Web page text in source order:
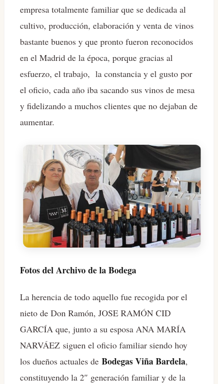
empresa totalmente familiar que se dedicada al
cultivo, producción, elaboración y venta de vinos
bastante buenos y que pronto fueron reconocidos
en el Madrid de la época, porque gracias al
esfuerzo, el trabajo, la constancia y el gusto por
el oficio, cada año iba sacando sus vinos de mesa
y fidelizando a muchos clientes que no dejaban de
aumentar.
Fotos del Archivo de la Bodega
La herencia de todo aquello fue recogida por el
nieto de Don Ramón, JOSE RAMÓN CID
GARCÍA que, junto a su esposa ANA MARÍA
NARVÁEZ siguen el oficio familiar siendo hoy
los dueños actuales de Bodegas Viña Bardela,
constituyendo la 2″ generación familiar y de la